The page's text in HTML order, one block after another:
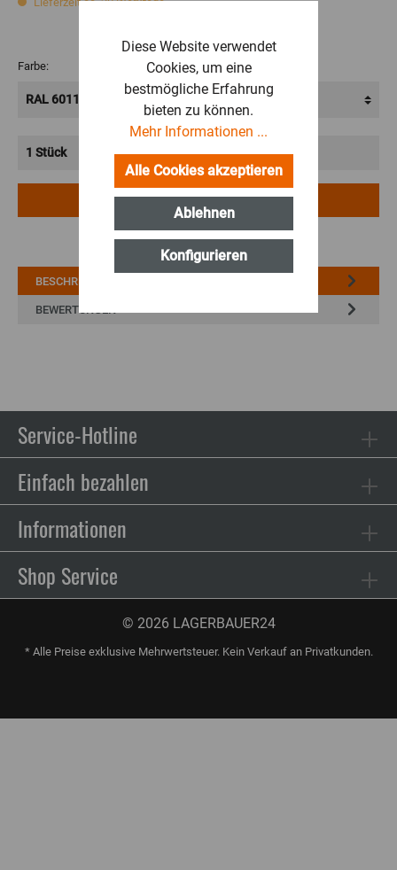
Farbe:
IN DEN WARENKORB
BESCHREIBUNG
BEWERTUNGEN
Service-Hotline
Einfach bezahlen
Informationen
Shop Service
© 2026 LAGERBAUER24
* Alle Preise exklusive Mehrwertsteuer. Kein Verkauf an Privatkunden.
Diese Website verwendet
Cookies, um eine
bestmögliche Erfahrung
bieten zu können.
Mehr Informationen ...
Ablehnen
Konfigurieren
Alle Cookies akzeptieren